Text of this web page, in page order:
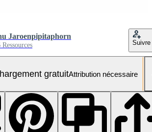
Jaroenpipitaphorn
Suivre
gratuitAttribution nécessaire